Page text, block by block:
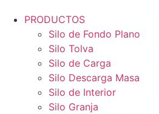
PRODUCTOS
Silo de Fondo Plano
Silo Tolva
Silo de Carga
Silo Descarga Masa
Silo de Interior
Silo Granja